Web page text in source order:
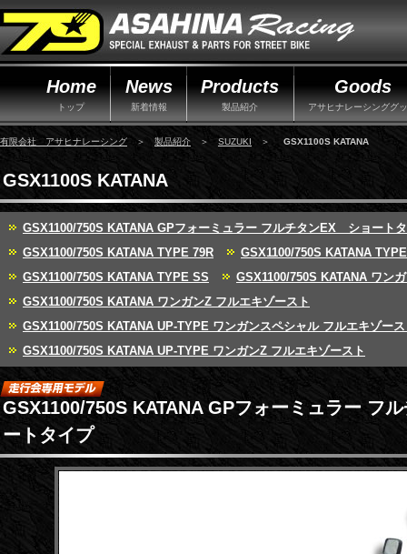
Home
トップ
News
新着情報
Products
製品紹介
Goods
アサヒナレーシンググ
有限会社 アサヒナレーシング ＞ 製品紹介 ＞ SUZUKI ＞ GSX1100S KATANA
GSX1100S KATANA
GSX1100/750S KATANA GPフォーミュラー フルチタンEX ショート
GSX1100/750S KATANA TYPE 79R
GSX1100/750S KATANA
GSX1100/750S KATANA TYPE SS
GSX1100/750S KATANA ワン
GSX1100/750S KATANA ワンガンZ フルエキゾースト
GSX1100/750S KATANA UP-TYPE ワンガンスペシャル フルエキゾー
GSX1100/750S KATANA UP-TYPE ワンガンZ フルエキゾースト
GSX1100/750S KATANA GPフォーミュラー フ
ートタイプ